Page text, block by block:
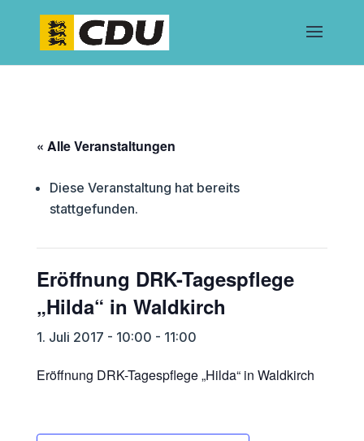
« Alle Veranstaltungen
Diese Veranstaltung hat bereits
stattgefunden.
Eröffnung DRK-Tagespflege
„Hilda“ in Waldkirch
1. Juli 2017 - 10:00 - 11:00
Eröffnung DRK-Tagespflege „Hilda“ in Waldkirch